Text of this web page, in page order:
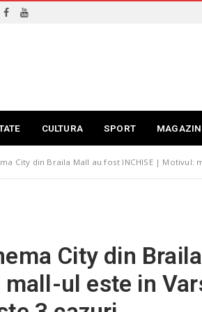
CULTURA SPORT MAGAZIN
City din Braila Mall au fost INCHISE |
City din
ul este in